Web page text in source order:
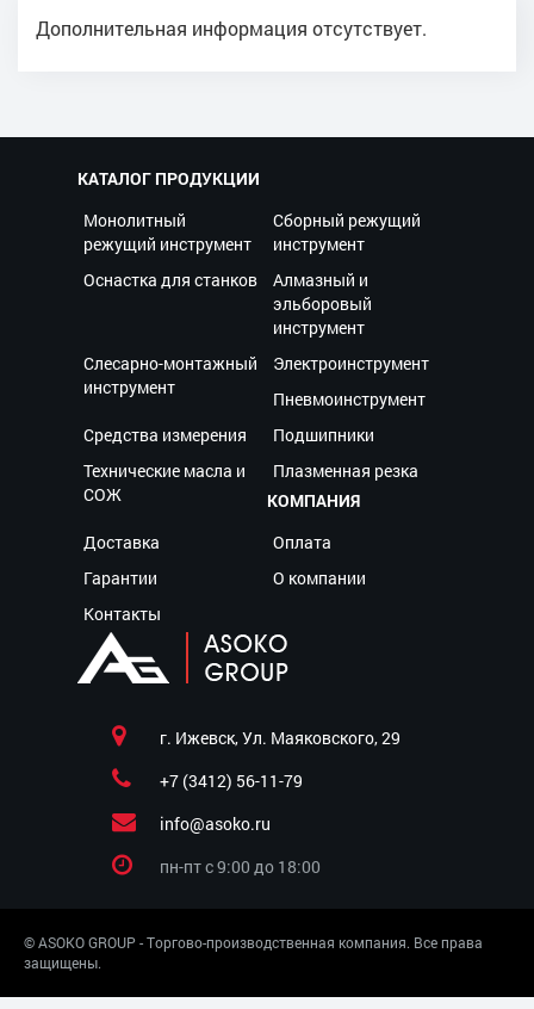
Дополнительная информация отсутствует.
КАТАЛОГ ПРОДУКЦИИ
Монолитный
режущий инструмент
Сборный режущий
инструмент
Оснастка для станков
Алмазный и
эльборовый
инструмент
Слесарно-монтажный
инструмент
Электроинструмент
Пневмоинструмент
Средства измерения
Подшипники
Технические масла и
СОЖ
Плазменная резка
КОМПАНИЯ
Доставка
Оплата
Гарантии
О компании
Контакты
г. Ижевск, Ул. Маяковского, 29
+7 (3412) 56-11-79
info@asoko.ru
пн-пт c 9:00 до 18:00
© ASOKO GROUP - Торгово-производственная компания. Все права
защищены.